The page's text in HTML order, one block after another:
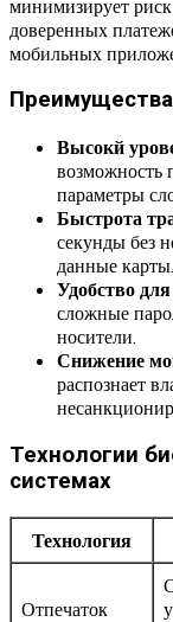
минимизирует
доверенных
мобильных
Высокй
возможность
параметры
Быстрота
секунды без
данные карты.
Удобство
сложные
носители.
Снижение
распознает
Технологии
системах
Технология
Отпечаток